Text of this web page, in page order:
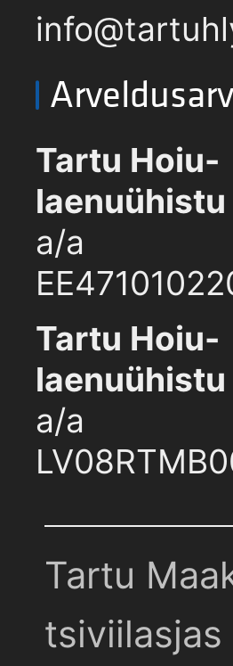
Tartu Hoiu-
laenuühistu
a/a
Tartu Hoiu-
laenuühistu
a/a
Tartu